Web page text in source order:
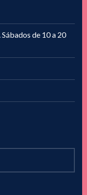
Sábados de 10 a 20